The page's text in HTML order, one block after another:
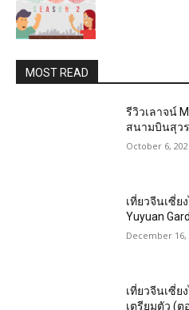
MOST READ
รีวิวเลาจน์
สนามบินสุว
October 6,
เที่ยวจีนเซี่ย
Yuyuan
December 16,
เที่ยวจีนเซี่ย
เตรียมตัว (ต